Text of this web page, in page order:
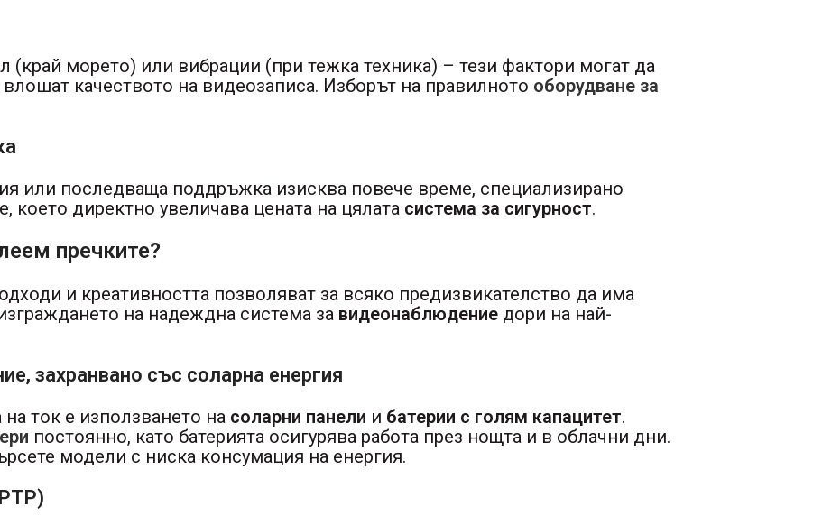
(край морето) или вибрации (при тежка техника) – тези фактори могат да
качеството на видеозаписа. Изборът на правилното оборудване за
или последваща поддръжка изисква повече време, специализирано
което директно увеличава цената на цялата система за сигурност.
пречките?
и креативността позволяват за всяко предизвикателство да има
на надеждна система за видеонаблюдение дори на най-
захранвано със соларна енергия
ток е използването на соларни панели и батерии с голям капацитет.
постоянно, като батерията осигурява работа през нощта и в облачни дни.
модели с ниска консумация на енергия.